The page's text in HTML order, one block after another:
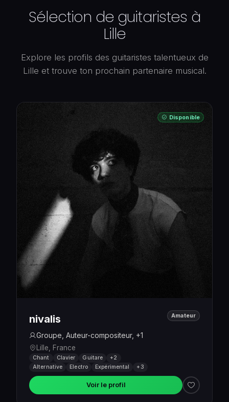
Sélection de guitaristes à
Lille
Explore les profils des guitaristes talentueux de
Lille et trouve ton prochain partenaire musical.
Disponible
nivalis
Groupe, Auteur-compositeur, +1
Lille, France
Amateur
Chant Clavier Guitare
+2
Alternative
Electro Expérimental +3
Voir le profil